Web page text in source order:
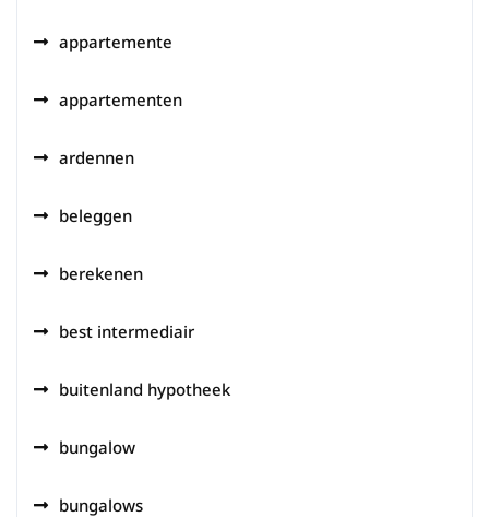
appartemente
appartementen
ardennen
beleggen
berekenen
best intermediair
buitenland hypotheek
bungalow
bungalows